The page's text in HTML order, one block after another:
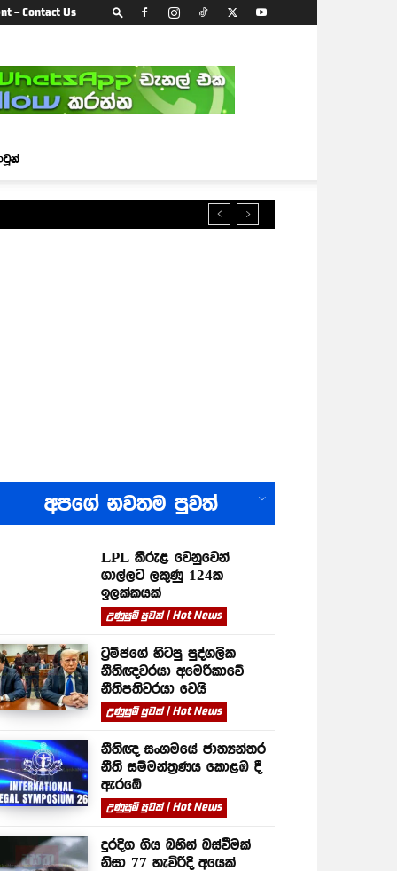
– Contact Us
අපගේ නවතම පුවත්
LPL කිරුළ වෙනුවෙන්
ගාල්ලට ලකුණු 124ක
ඉලක්කයක්
උණුසුම් පුවත් | Hot News
ට්‍රම්ප්ගේ හිටපු පුද්ගලික
නීතිඥවරයා අමෙරිකාවේ
නීතිපතිවරයා වෙයි
උණුසුම් පුවත් | Hot News
නීතිඥ සංගමයේ ජාත්‍යන්තර
නීති සම්මන්ත්‍රණය කොළඹ දී
ඇරඹේ
උණුසුම් පුවත් | Hot News
දුරදිග ගිය බහින් බස්වීමක්
නිසා 77 හැවිරිදි අයෙක්